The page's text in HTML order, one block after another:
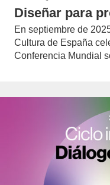
Diseñar para
En septiembre de
Cultura de España
Conferencia Mundial